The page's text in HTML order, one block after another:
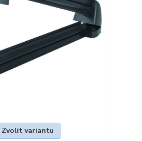
Zvolit variantu